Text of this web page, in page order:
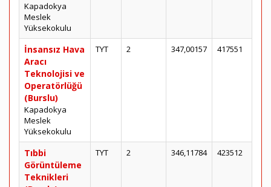
Kapadokya
Meslek
Yüksekokulu
İnsansız Hava
Aracı
Teknolojisi ve
Operatörlüğü
(Burslu)
Kapadokya
Meslek
Yüksekokulu
TYT 2 347,00157 417551
Tıbbi
Görüntüleme
Teknikleri
TYT 2 346,11784 423512